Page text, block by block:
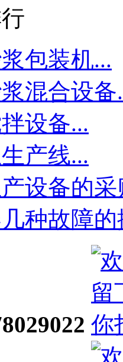
包装机...
混合设备
设备...
产线...
设备的采
种故障的